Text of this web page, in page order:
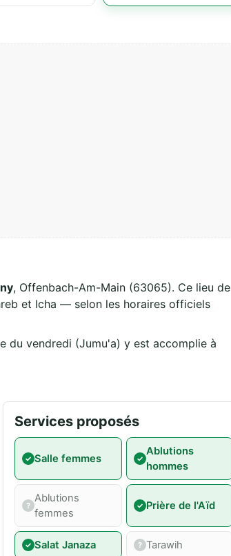
, Offenbach-Am-Main (63065). Ce lieu de
et Icha — selon les horaires officiels
du vendredi (Jumu'a) y est accomplie à
Services proposés
Salle femmes
Ablutions
hommes
Ablutions
femmes
Prière de l'Aïd
Salat Janaza Tarawih